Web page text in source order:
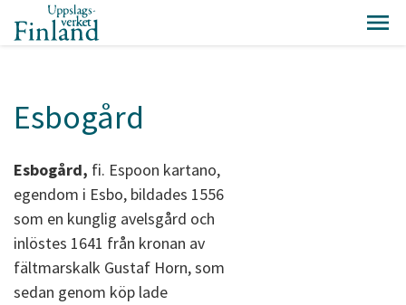
Esbogård
Esbogård, fi. Espoon kartano,
egendom i Esbo, bildades 1556
som en kunglig avelsgård och
inlöstes 1641 från kronan av
fältmarskalk Gustaf Horn, som
sedan genom köp lade